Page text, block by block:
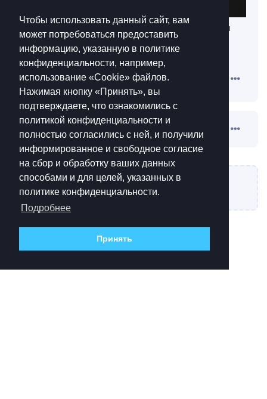
Чтобы использовать данный сайт, вам
может потребоваться предоставить
информацию, указанную в политике
конфиденциальности, например,
использование «Cookie»‎ файлов.
Нажимая кнопку «Принять», вы
подтверждаете, что ознакомились с
политикой конфиденциальности и
полностью согласились с ней, и получили
информированное и свободное согласие
на сбор и обработку ваших данных
способами и для целей, указанных в
политике конфиденциальности.
Подробнее
Принять
Эти наборы не скипают прогресс, они дают кейсы
всего лишь. Впервые за долгое время они
додумались не пейтувинить на ивентах
закрыл(а) тему 6 мая
Написать ответ...